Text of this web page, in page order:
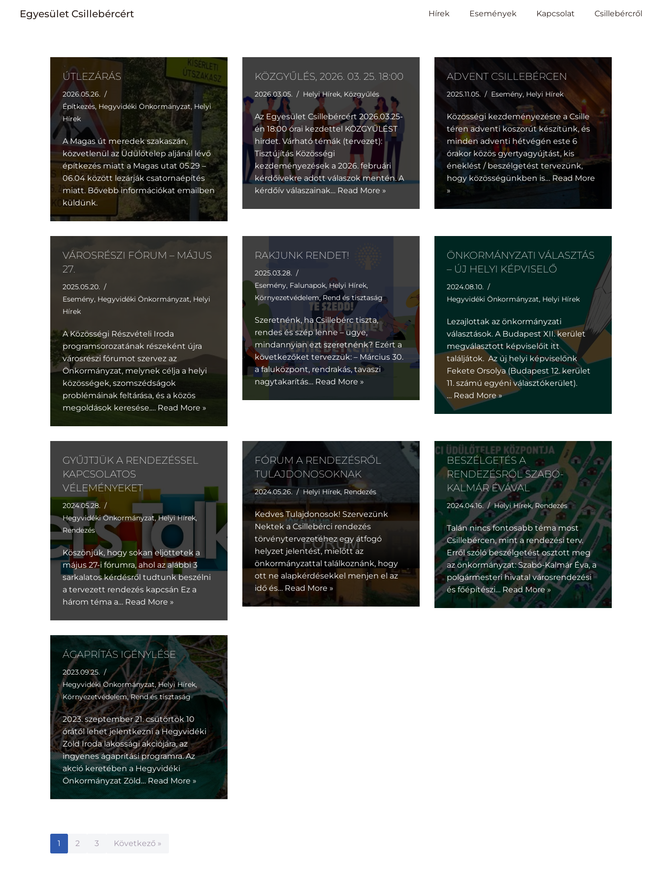
Egyesület Csillebércért Hírek Események Kapcsolat Csillebércről
ÚTLEZÁRÁS
2026.05.26.
Építkezés, Hegyvidéki Önkormányzat, Helyi
Hírek
A Magas út meredek szakaszán,
közvetlenül az Üdülőtelep aljánál lévő
építkezés miatt a Magas utat 05.29 –
06.04 között lezárják csatornaépítés
miatt. Bővebb információkat emailben
küldünk.
KÖZGYŰLÉS, 2026. 03. 25. 18:00
2026.03.05. Helyi Hírek, Közgyűlés
Az Egyesület Csillebércért 2026.03.25-
én 18:00 órai kezdettel KÖZGYŰLÉST
hirdet. Várható témák (tervezet):
Tisztújítás Közösségi
kezdeményezések a 2026. februári
kérdőívekre adott válaszok mentén. A
kérdőív válaszainak… Read More »
ADVENT CSILLEBÉRCEN
2025.11.05. Esemény, Helyi Hírek
Közösségi kezdeményezésre a Csille
téren adventi koszorút készítünk, és
minden adventi hétvégén este 6
órakor közös gyertyagyújtást, kis
éneklést / beszélgetést tervezünk,
hogy közösségünkben is… Read More
»
VÁROSRÉSZI FÓRUM – MÁJUS
27.
2025.05.20.
Esemény, Hegyvidéki Önkormányzat, Helyi
Hírek
A Közösségi Részvételi Iroda
programsorozatának részeként újra
városrészi fórumot szervez az
Önkormányzat, melynek célja a helyi
közösségek, szomszédságok
problémáinak feltárása, és a közös
megoldások keresése.… Read More »
RAKJUNK RENDET!
2025.03.28.
Esemény, Falunapok,Helyi Hírek,
Környezetvédelem,Rend és tisztaság
Szeretnénk, ha Csillebérc tiszta,
rendes és szép lenne – ugye,
mindannyian ezt szeretnénk? Ezért a
következőket tervezzük: – Március 30.
a faluközpont, rendrakás, tavaszi
nagytakarítás… Read More »
ÖNKORMÁNYZATI VÁLASZTÁS
– ÚJ HELYI KÉPVISELŐ
2024.08.10.
Hegyvidéki Önkormányzat, Helyi Hírek
Lezajlottak az önkormányzati
választások. A Budapest XII. kerület
megválasztott képviselőit itt
találjátok. Az új helyi képviselőnk
Fekete Orsolya (Budapest 12. kerület
11. számú egyéni választókerület).
… Read More »
GYŰJTJÜK A RENDEZÉSSEL
KAPCSOLATOS
VÉLEMÉNYEKET
2024.05.28.
Hegyvidéki Önkormányzat,Helyi Hírek,
Rendezés
Köszönjük, hogy sokan eljöttetek a
május 27-i fórumra, ahol az alábbi 3
sarkalatos kérdésről tudtunk beszélni
a tervezett rendezés kapcsán Ez a
három téma a… Read More »
FÓRUM A RENDEZÉSRŐL
TULAJDONOSOKNAK
2024.05.26. Helyi Hírek, Rendezés
Kedves Tulajdonosok! Szervezünk
Nektek a Csillebérci rendezés
törvénytervezetéhez egy átfogó
helyzet jelentést, mielőtt az
önkormányzattal találkoznánk, hogy
ott ne alapkérdésekkel menjen el az
idő és… Read More »
BESZÉLGETÉS A
RENDEZÉSRŐL SZABÓ-
KALMÁR ÉVÁVAL
2024.04.16. Helyi Hírek,Rendezés
Talán nincs fontosabb téma most
Csillebércen, mint a rendezési terv.
Erről szóló beszélgetést osztott meg
az önkormányzat: Szabó-Kalmár Éva, a
polgármesteri hivatal városrendezési
és főépítészi… Read More »
ÁGAPRÍTÁS IGÉNYLÉSE
2023.09.25.
Hegyvidéki Önkormányzat,Helyi Hírek,
Környezetvédelem,Rend és tisztaság
2023. szeptember 21. csütörtök 10
órától lehet jelentkezni a Hegyvidéki
Zöld Iroda lakossági akciójára, az
ingyenes ágaprítási programra. Az
akció keretében a Hegyvidéki
Önkormányzat Zöld… Read More »
1 2 3 Következő »